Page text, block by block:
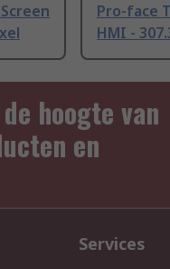
Pro-face
HMI -
hoogte van
en
Services